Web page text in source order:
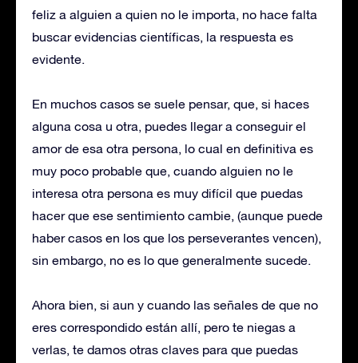
feliz a alguien a quien no le importa, no hace falta
buscar evidencias científicas, la respuesta es
evidente.
En muchos casos se suele pensar, que, si haces
alguna cosa u otra, puedes llegar a conseguir el
amor de esa otra persona, lo cual en definitiva es
muy poco probable que, cuando alguien no le
interesa otra persona es muy difícil que puedas
hacer que ese sentimiento cambie, (aunque puede
haber casos en los que los perseverantes vencen),
sin embargo, no es lo que generalmente sucede.
Ahora bien, si aun y cuando las señales de que no
eres correspondido están allí, pero te niegas a
verlas, te damos otras claves para que puedas